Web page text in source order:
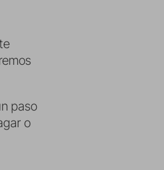
paso
o